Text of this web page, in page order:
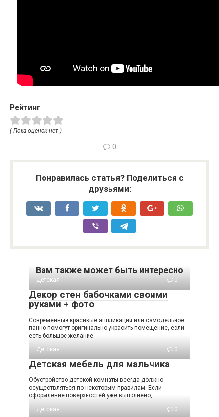
Рейтинг
( Пока оценок нет )
0
Понравилась статья? Поделиться с
друзьями:
Вам также может быть интересно
Детская 0
Декор стен бабочками своими
руками + фото
Современные красивые аппликации или самодельное
панно помогут оригинально украсить помещение, если
есть большое желание
Детская
0
Детская мебель для мальчика
Обустройство детской комнаты всегда должно
осуществляться по некоторым правилам. Если
оформление поверхностей уже выполнено,
Детская
0